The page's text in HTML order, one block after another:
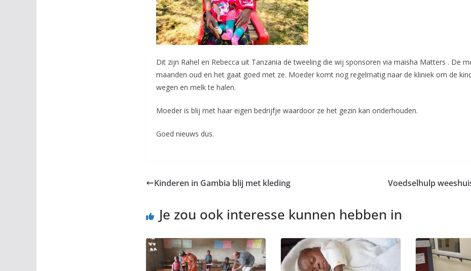
Dit zijn Rahel en Rebecca uit Tanzania de tweeling die wij sponsoren via maisha Matters . De
maanden oud en het gaat goed met ze. Moeder komt nog regelmatig naar de kliniek om de
wegen en melk te halen.
Moeder is blij met haar eigen bedrijfje waardoor ze het gezin kan onderhouden.
Goed nieuws dus.
Kinderen in Gambia blij met kleding Voedselhulp
Je zou ook interesse kunnen hebben in